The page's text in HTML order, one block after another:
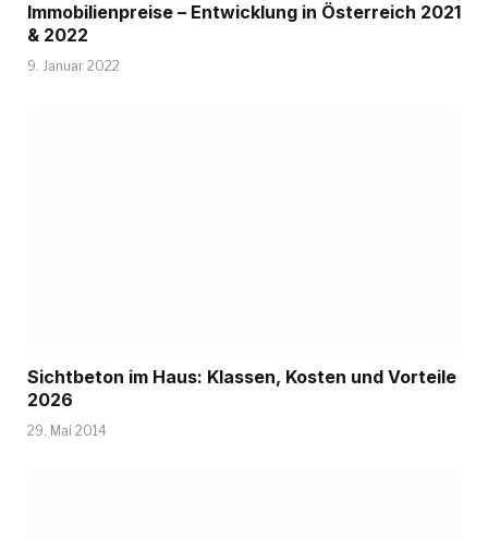
Immobilienpreise – Entwicklung in Österreich 2021
& 2022
9. Januar 2022
Sichtbeton im Haus: Klassen, Kosten und Vorteile
2026
29. Mai 2014